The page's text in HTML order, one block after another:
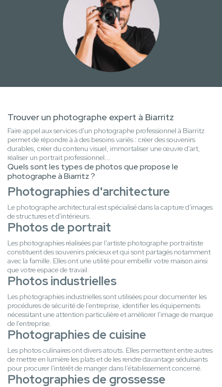
Trouver un photographe expert à Biarritz
Faire appel aux services d'un photographe professionnel à Biarritz
permet de répondre à à des besoins variés : créer des souvenirs
durables, créer du contenu visuel, immortaliser une œuvre d'art,
réaliser un portrait professionnel...
Quels sont les types de photos que propose le
photographe à Biarritz ?
Photographies d'architecture
Le photographe architectural est spécialisé dans la capture d'images
de structures et d'intérieurs.
Photos de portrait
Les photographies réalisées par l'artiste photographe portraitiste
constituent des souvenirs précieux et qui sont partagés notamment
avec la famille. Elles ont une utilité pour embellir votre maison ainsi
que votre espace de travail.
Photos industrielles
Les photographies industrielles sont utilisées pour documenter les
procédures de sécurité de l'entreprise, identifier les équipements
nécessitant une attention particulière et améliorer l'image de marque
de l'entreprise.
Photographies de cuisine
Les photos culinaires ont divers atouts. Elles permettent entre autres
de mettre en lumière les plats et de les rendre davantage séduisants
pour procurer l'intérêt de manger dans l'établissement concerné.
Photographies de grossesse